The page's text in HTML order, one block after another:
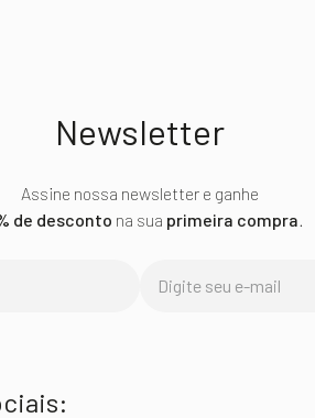
Newsletter
Assine nossa newsletter e ganhe
de desconto na sua primeira compra.